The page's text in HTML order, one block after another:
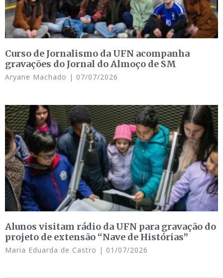
Curso de Jornalismo da UFN acompanha
gravações do Jornal do Almoço de SM
Aryane Machado 07/07/2026
Alunos visitam rádio da UFN para gravação do
projeto de extensão “Nave de Histórias”
Maria Eduarda de Castro 01/07/2026